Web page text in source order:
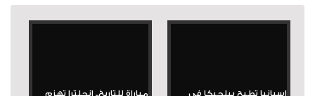
إسبانيا تطيح ببلجيكا في
مباراة للتاريخ.. إنجلترا تهزم